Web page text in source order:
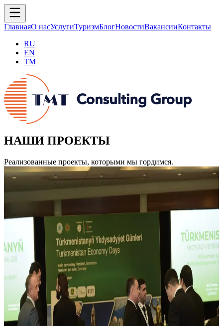
ГлавнаяО насУслугиТуризмБлогНовостиВакансииКонтакты
RU
EN
TM
НАШИ ПРОЕКТЫ
Реализованные проекты, которыми мы гордимся.